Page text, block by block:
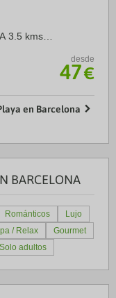
3.5 kms
kms
desde
47€
en Barcelona
BARCELONA
Románticos
Lujo
/ Relax
Gourmet
Solo adultos